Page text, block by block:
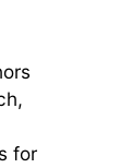
for